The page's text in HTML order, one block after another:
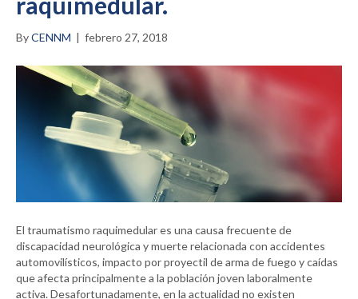
ByCENNM | febrero 27, 2018
El traumatismo raquimedular es una causa frecuente de
discapacidad neurológica y muerte relacionada con accidentes
automovilísticos, impacto por proyectil de arma de fuego y caídas
que afecta principalmente a la población joven laboralmente
activa. Desafortunadamente, en la actualidad no existen